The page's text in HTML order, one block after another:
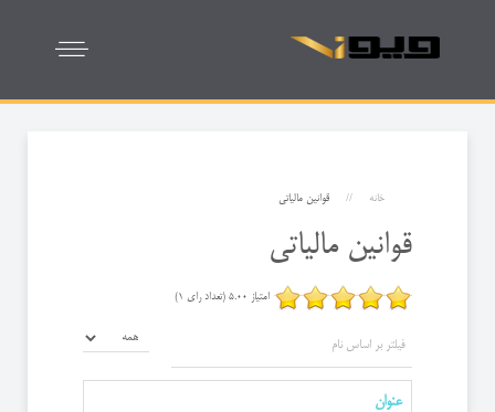
خانه قوانین مالیاتی
قوانین مالیاتی
امتیاز 5.00 (تعداد رای 1)
فیلتر بر اساس نام نمایش #
عنوان